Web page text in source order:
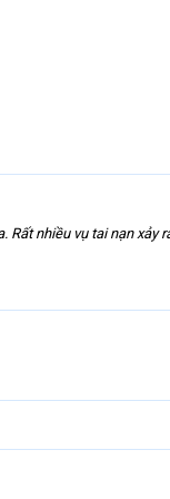
Rất nhiều vụ tai nạn